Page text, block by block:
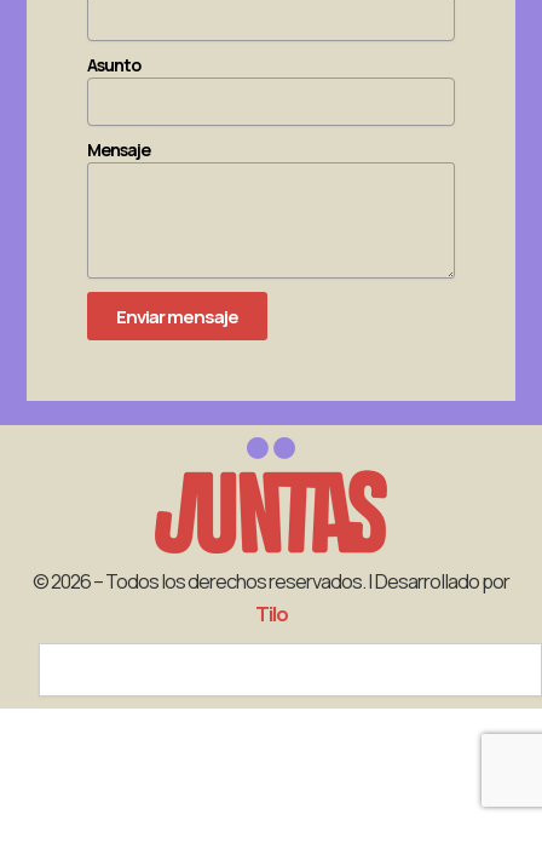
Asunto
Mensaje
Enviar mensaje
© 2026 – Todos los derechos reservados. | Desarrollado por
Tilo